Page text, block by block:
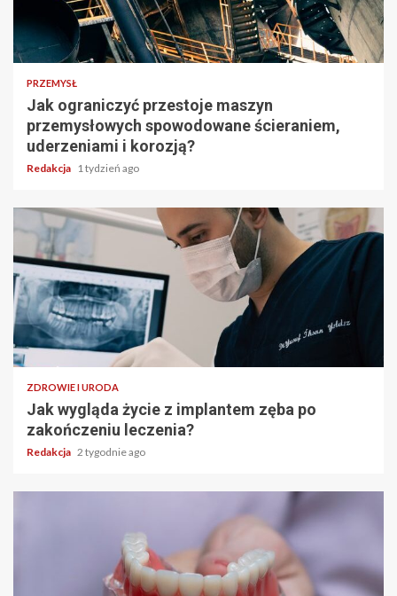
PRZEMYSŁ
Jak ograniczyć przestoje maszyn
przemysłowych spowodowane ścieraniem,
uderzeniami i korozją?
Redakcja 1 tydzień ago
ZDROWIE I URODA
Jak wygląda życie z implantem zęba po
zakończeniu leczenia?
Redakcja 2 tygodnie ago